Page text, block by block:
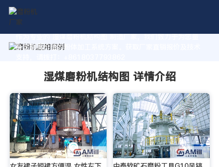
作为专业的 湿煤磨粉机结构图 制造厂家，我们致力于为您量
身定制高价值的粉体加工系统方案。获取厂家直销报价及技术
湿煤磨粉机结构图 详情介绍